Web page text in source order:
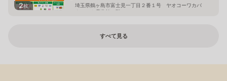
2枚
埼玉県鶴ヶ島市富士見一丁目２番１号 ヤオコーワカバ
ウォーク店北館１階
すべて見る